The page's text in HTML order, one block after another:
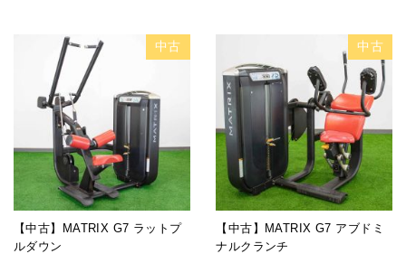
中古
【中古】MATRIX G7 ラットプ
ルダウン
中古
【中古】MATRIX G7 アブドミ
ナルクランチ